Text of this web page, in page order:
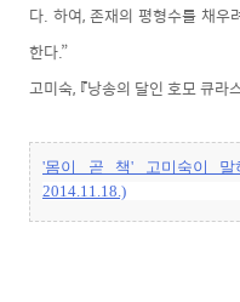
다. 하여, 존재의 평형수를 채우
한다.”
고미숙, 『낭송의 달인 호모 큐라
'몸이 곧 책' 고미숙이 말
2014.11.18.)